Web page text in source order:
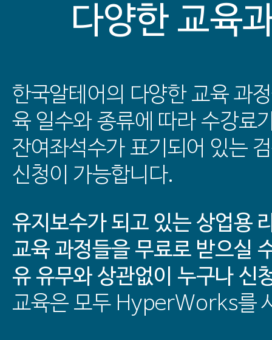
다양한 교육
한국알테어의 다양한 교육 과
육 일수와 종류에 따라 수강료
잔여좌석수가 표기되어 있는
신청이 가능합니다.
유지보수가 되고 있는 상업용
교육 과정들을 무료로 받으실
유 유무와 상관없이 누구나 신
교육은 모두 HyperWorks를